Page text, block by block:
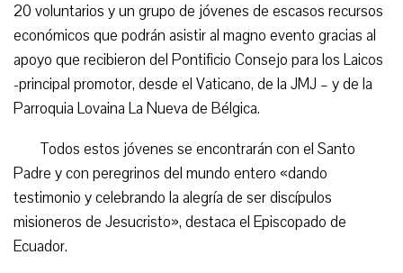
20 voluntarios y un grupo de jóvenes de escasos recursos
económicos que podrán asistir al magno evento gracias al
apoyo que recibieron del Pontificio Consejo para los Laicos
-principal promotor, desde el Vaticano, de la JMJ – y de la
Parroquia Lovaina La Nueva de Bélgica.
Todos estos jóvenes se encontrarán con el Santo
Padre y con peregrinos del mundo entero «dando
testimonio y celebrando la alegría de ser discípulos
misioneros de Jesucristo», destaca el Episcopado de
Ecuador.